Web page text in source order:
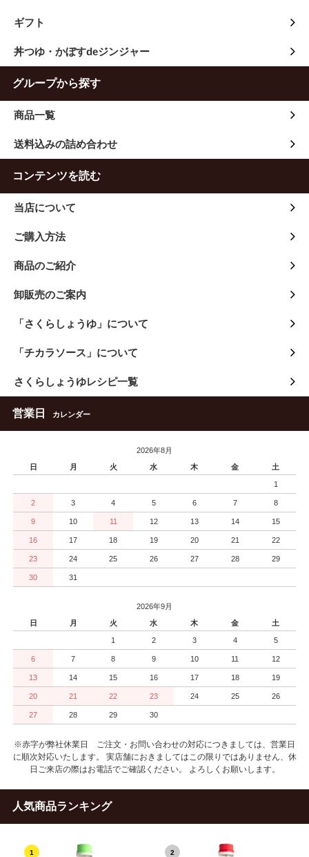
ギフト
丼つゆ・かぼすdeジンジャー
グループから探す
商品一覧
送料込みの詰め合わせ
コンテンツを読む
当店について
ご購入方法
商品のご紹介
卸販売のご案内
「さくらしょうゆ」について
「チカラソース」について
さくらしょうゆレシピ一覧
営業日 カレンダー
2026年8月
日
月 火 水 木 金 土
1
2 3 4 5 6 7 8
9 10 11 12 13 14 15
16 17 18 19 20 21 22
23 24 25 26 27 28 29
30 31
2026年9月
日
月 火 水 木 金 土
1 2 3 4 5
6 7 8 9 10 11 12
13 14 15 16 17 18 19
20 21 22 23 24 25 26
27 28 29 30
※赤字が弊社休業日 ご注文・お問い合わせの対応につきましては、営業日
に順次対応いたします。 実店舗におきましてはこの限りではありません、休
日ご来店の際はお電話でご確認ください。 よろしくお願いします。
人気商品ランキング
1 2